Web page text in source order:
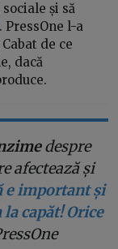
și să
. PressOne l-a
de ce
dacă
despre
afectează și
e important și
capăt! Orice